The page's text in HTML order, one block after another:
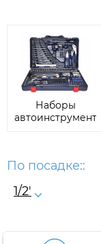
Наборы
автоинструмента
По посадке::
1/2'